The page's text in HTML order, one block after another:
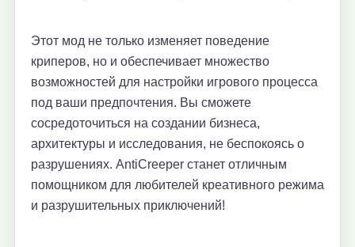
Этот мод не только изменяет поведение
криперов, но и обеспечивает множество
возможностей для настройки игрового процесса
под ваши предпочтения. Вы сможете
сосредоточиться на создании бизнеса,
архитектуры и исследования, не беспокоясь о
разрушениях. AntiCreeper станет отличным
помощником для любителей креативного режима
и разрушительных приключений!